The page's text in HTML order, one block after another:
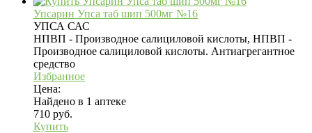
Упсарин Упса таб шип 500мг №16
УПСА САС
НПВП - Производное салициловой кислоты, НПВП -
Производное салициловой кислоты. Антиагрегантное
средство
Избранное
Цена:
Найдено в 1 аптеке
710 руб.
Купить